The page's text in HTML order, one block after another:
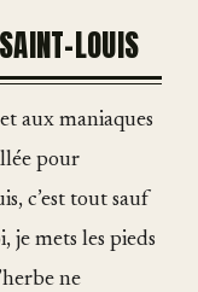
LOUIS
aux maniaques
pour
c’est tout sauf
je mets les pieds
ne